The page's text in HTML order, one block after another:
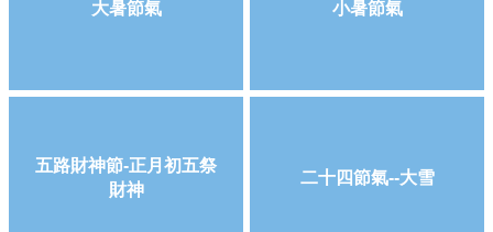
大暑節氣 小暑節氣
五路財神節-正月初五祭
財神
二十四節氣--大雪